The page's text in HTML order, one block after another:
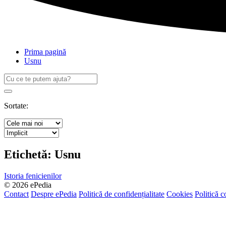
Prima pagină
Usnu
Caută
după:
Search
Sortate:
Etichetă: Usnu
Istoria fenicienilor
© 2026 ePedia
Contact Despre ePedia Politică de confidențialitate Cookies Politică